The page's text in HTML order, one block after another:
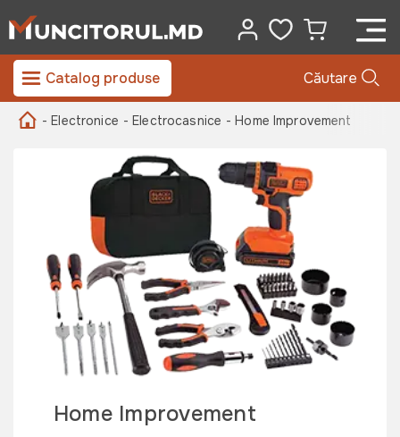
Catalog produse Căutare
- Electronice - Electrocasnice - Home Improvement
Home Improvement